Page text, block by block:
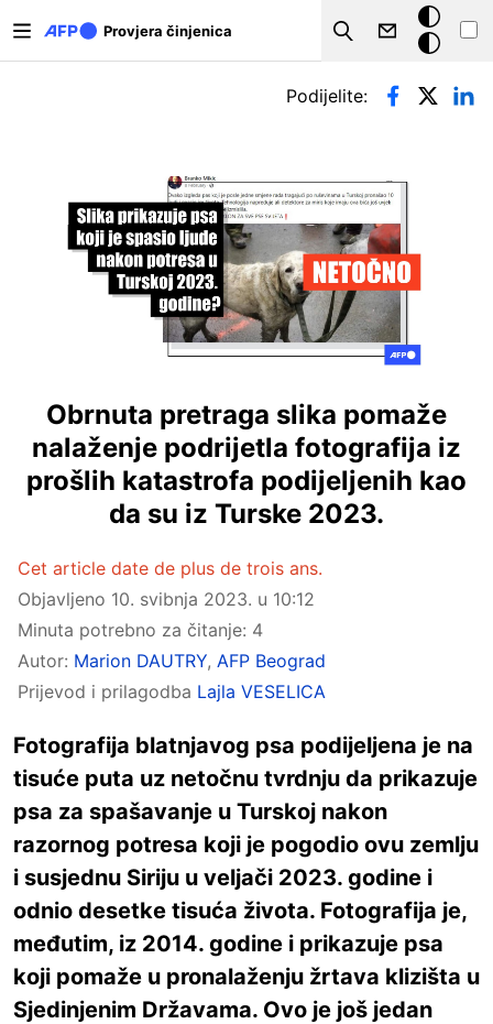
Provjera činjenica
Search
Tamna
pozadina
Primarne oznake
Podijelite:
Obrnuta pretraga slika pomaže
nalaženje podrijetla fotografija iz
prošlih katastrofa podijeljenih kao
da su iz Turske 2023.
Cet article date de plus de trois ans.
Objavljeno 10. svibnja 2023. u 10:12
Minuta potrebno za čitanje: 4
Autor: Marion DAUTRY, AFP Beograd
Prijevod i prilagodba Lajla VESELICA
Fotografija blatnjavog psa podijeljena je na
tisuće puta uz netočnu tvrdnju da prikazuje
psa za spašavanje u Turskoj nakon
razornog potresa koji je pogodio ovu zemlju
i susjednu Siriju u veljači 2023. godine i
odnio desetke tisuća života. Fotografija je,
međutim, iz 2014. godine i prikazuje psa
koji pomaže u pronalaženju žrtava klizišta u
Sjedinjenim Državama. Ovo je još jedan